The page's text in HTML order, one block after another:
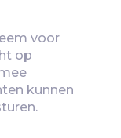
voor
op
kunnen